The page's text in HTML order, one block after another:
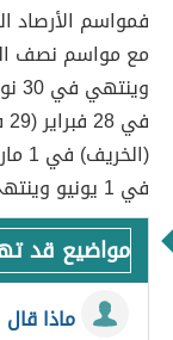
فمواسم الأرصاد
في 1 يونيو وينتهي في 31 أغسطس.
مواضيع قد
ماذا